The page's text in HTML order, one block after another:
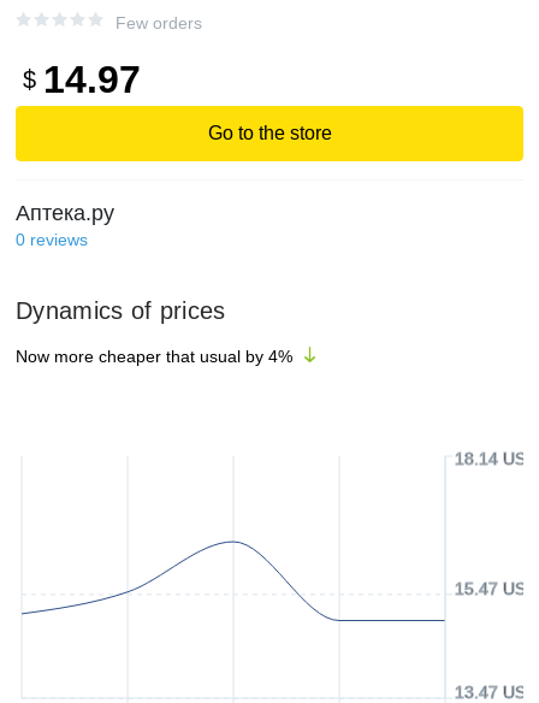
Few orders
$ 14.97
Go to the store
Аптека.ру
0 reviews
Dynamics of prices
Now more cheaper that usual by 4%
13.47 USD
15.47 USD
18.14 USD